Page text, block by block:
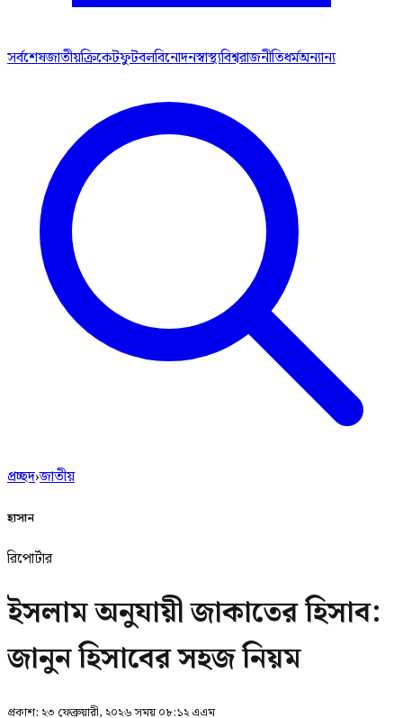
সর্বশেষজাতীয়ক্রিকেটফুটবলবিনোদনস্বাস্থ্যবিশ্বরাজনীতিধর্মঅন্যান্য
প্রচ্ছদ›জাতীয়
হাসান
রিপোর্টার
ইসলাম অনুযায়ী জাকাতের হিসাব:
জানুন হিসাবের সহজ নিয়ম
প্রকাশ: ২৩ ফেব্রুয়ারী, ২০২৬ সময় ০৮:১২ এএম